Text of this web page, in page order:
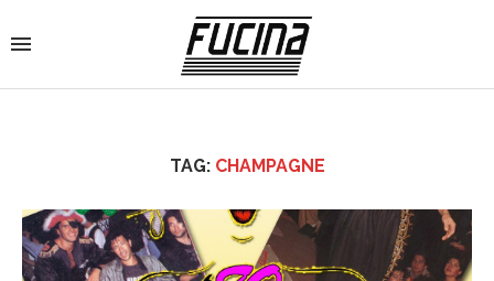
TAG: CHAMPAGNE